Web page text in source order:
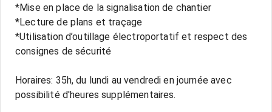
*Mise en place de la signalisation de chantier
*Lecture de plans et traçage
*Utilisation d’outillage électroportatif et respect des
consignes de sécurité
Horaires: 35h, du lundi au vendredi en journée avec
possibilité d'heures supplémentaires.